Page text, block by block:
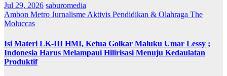
Jul 29, 2026 saburomedia
Ambon Metro Jurnalisme Aktivis Pendidikan & Olahraga The
Moluccas
Isi Materi LK-III HMI, Ketua Golkar Maluku Umar Lessy ;
Indonesia Harus Melampaui Hilirisasi Menuju Kedaulatan
Produktif